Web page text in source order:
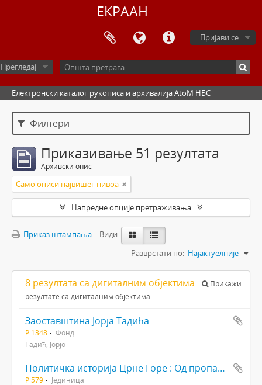
ЕКРААН
Пријави се
Прегледај
Електронски каталог рукописа и архивалија AtoM НБС
Филтери
Приказивање 51 резултата
Архивски опис
Само описи највишег нивоа
Напредне опције претраживања
Приказ штампања
Види:
Разврстати по: Најактуелније
8 резултата са дигиталним објектима
Прикажи
резултате са дигиталним објектима
Заоставштина Јорја Тадића
Р 1348
Фонд
Тадић, Јорјо
Политичка историја Црне Горе : Од пропасти Душановог царства до уједињења 1918.
Р 579 Јединица